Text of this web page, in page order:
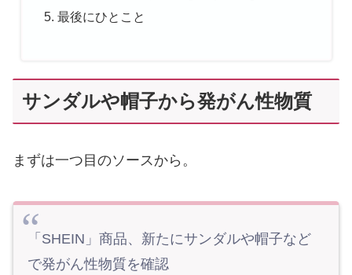
最後にひとこと
サンダルや帽子から発がん性物質
まずは一つ目のソースから。
「SHEIN」商品、新たにサンダルや帽子など
で発がん性物質を確認